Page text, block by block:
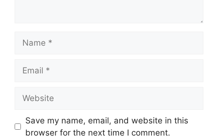
Save my name, email, and website in this
browser for the next time I comment.